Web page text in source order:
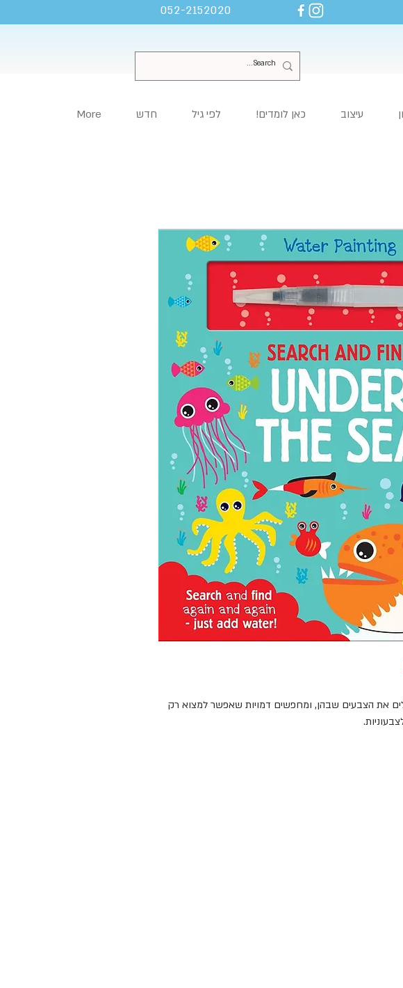
052-2152020
עיצוב כאן לומדים! לפי גיל חדש More
את הצבעים שבהן, ומחפשים דמויות שאפשר למצוא רק